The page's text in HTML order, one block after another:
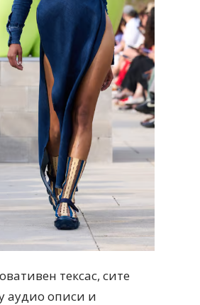
тексас, сите
аудио описи и
Модни цитати